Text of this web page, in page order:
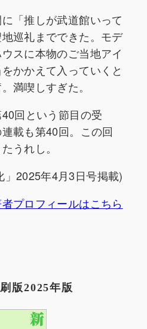
「推しが武道館いって
巡礼までできた。モデ
スに本物のご当地アイ
かかえて入っていくと
満喫しすぎた。
回という節目の受
載も第40回。この回
うれし。
」2025年4月3日号掲載)
プロフィールはこちら
版2025年版